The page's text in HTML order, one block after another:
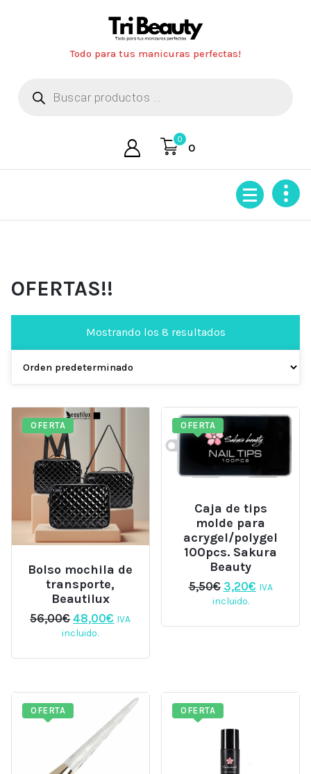
Todo para tus manicuras perfectas!
productos
0
0
OFERTAS!!
Mostrando los 8 resultados
OFERTA
Bolso mochila de
transporte,
Beautilux
56,00€El
precio
era:
48,00€ El
es:
IVA
incluido.
OFERTA
Caja de tips
molde para
acrygel/polygel
100pcs. Sakura
Beauty
5,50€ El
precio
era:
3,20€El
es:
IVA
incluido.
OFERTA OFERTA